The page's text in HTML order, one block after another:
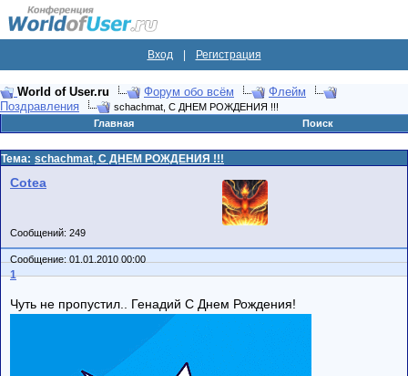
Вход Регистрация
World of User.ru Форум обо всём
Флейм
Поздравления
schachmat, С ДНЕМ РОЖДЕНИЯ !!!
Главная
Поиск
Тема: schachmat, С ДНЕМ РОЖДЕНИЯ !!!
Cotea
Сообщений: 249
Сообщение: 01.01.2010 00:00
1
Чуть не пропустил.. Генадий С Днем Рождения!